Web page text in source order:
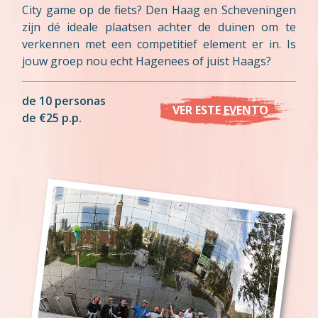
City game op de fiets? Den Haag en Scheveningen
zijn dé ideale plaatsen achter de duinen om te
verkennen met een competitief element er in. Is
jouw groep nou echt Hagenees of juist Haags?
de 10 personas
de €25 p.p.
VER ESTE EVENTO